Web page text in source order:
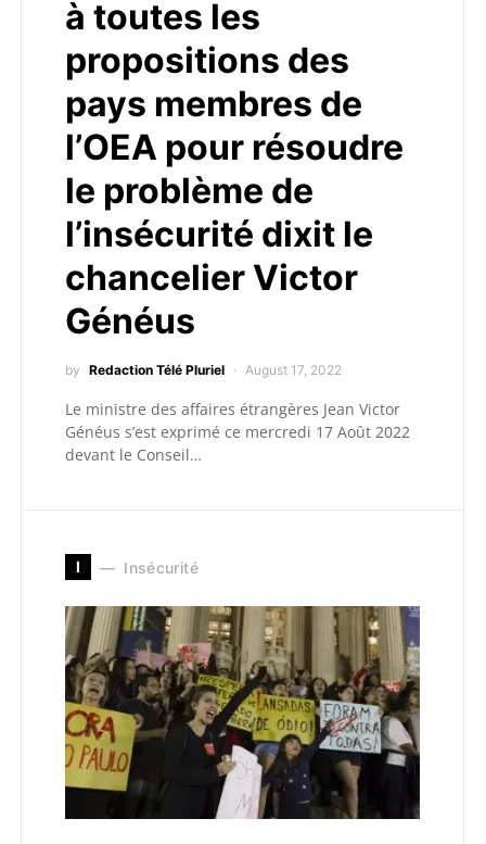
à toutes les
propositions des
pays membres de
l’OEA pour résoudre
le problème de
l’insécurité dixit le
chancelier Victor
Généus
by Redaction Télé Pluriel August 17, 2022
Le ministre des affaires étrangères Jean Victor
Généus s’est exprimé ce mercredi 17 Août 2022
devant le Conseil…
I Insécurité